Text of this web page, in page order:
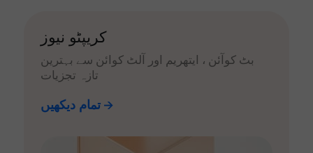
کریپٹو نیوز
بٹ کوآئن ، ایتھریم اور آلٹ کوائن سے بہترین
تازہ تجزیات
تمام دیکھیں